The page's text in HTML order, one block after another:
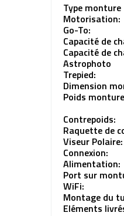
Type monture
Motorisation:
Go-To:
Capacité de
Capacité de
Astrophoto
Trepied:
Dimension
Poids monture
Contrepoids:
Raquette de
Viseur Polaire:
Connexion:
Alimentation:
Port sur
WiFi:
Montage du
Eléments